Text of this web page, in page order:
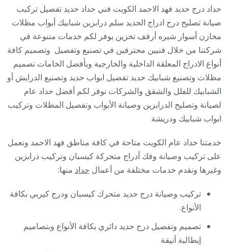
درج
حديد
فهد
الاحمد
/
/
فني
درابزين
شباك
حداد درج حديد فهد الاحمد الكويت فني حداد حديد تفصيل تركيب
صيانة تصليح درج ادراج الحديد سلم درابزين شبابيك أبواب مظلات
مخازن أسوار شبره أرفف تخزين يوفر لكم خدمات متنوعة في
شركتنا من خلال فنيين محترفين في تصنيع وتفصيل وتصميم كافة
أنواع الادراج المعلقة الداخلية والخارجية وبأفضل الخامات تصميم
مظلات وتصنيع شبابيك حديد تفصيل ابواب حديد وتصنيع الدرايش أو
الشبابيك للفلل والشقق والشركات نوفر لكم أفضل حداد عام
لصيانة وتصليح الدرابزين وصيانة الأبواب وتفصيل المظلات وتركيب
ابواب شبابيك ودريشة
خدمتنا حداد عام الكويت متاحة في كافة مناطق فهد الاحمد ونعمل
على تركيب وصيانة وفك أدراج متحركة كيسبان وتركيب درابزين
وغيرها ونقدم خدمات مختلفة من أعمال حداد منها:
تركيب وصيانة درج حديد متحرك كيسبان ودرج كيربي بكافة
الأنواع.
تصميم وتفصيل درج حديد دائري بكافة الأنواع وبتصاميم
إيطالية أنيقة